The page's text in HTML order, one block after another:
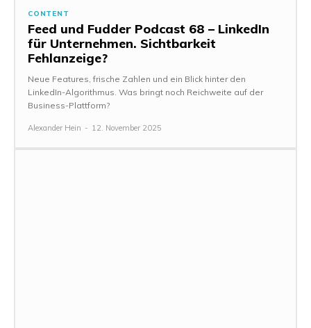
CONTENT
Feed und Fudder Podcast 68 – LinkedIn
für Unternehmen. Sichtbarkeit
Fehlanzeige?
Neue Features, frische Zahlen und ein Blick hinter den
LinkedIn-Algorithmus. Was bringt noch Reichweite auf der
Business-Plattform?
Alexander Hein - 12. November 2025